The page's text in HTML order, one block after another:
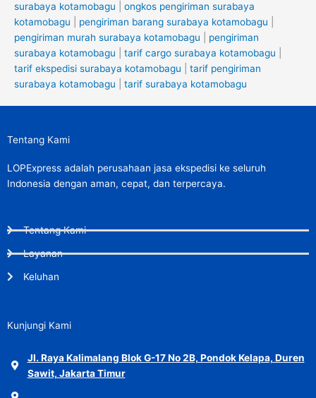
surabaya kotamobagu
ongkos pengiriman surabaya
kotamobagu
pengiriman barang surabaya kotamobagu
pengiriman murah surabaya kotamobagu
pengiriman
surabaya kotamobagu
tarif cargo surabaya kotamobagu
tarif ekspedisi surabaya kotamobagu
tarif pengiriman
surabaya kotamobagu
tarif surabaya kotamobagu
Tentang Kami
LOPExpress adalah perusahaan jasa ekspedisi ke seluruh
Indonesia dengan aman, cepat, dan terpercaya.
Tentang Kami
Layanan
Keluhan
Kunjungi Kami
Jl. Raya Kalimalang Blok G-17 No 2B, Pondok Kelapa, Duren
Sawit, Jakarta Timur